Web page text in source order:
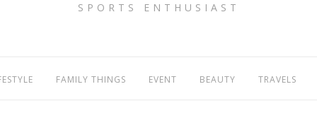
SPORTS ENTHUSIAST
FAMILY THINGS EVENT BEAUTY TRAVELS